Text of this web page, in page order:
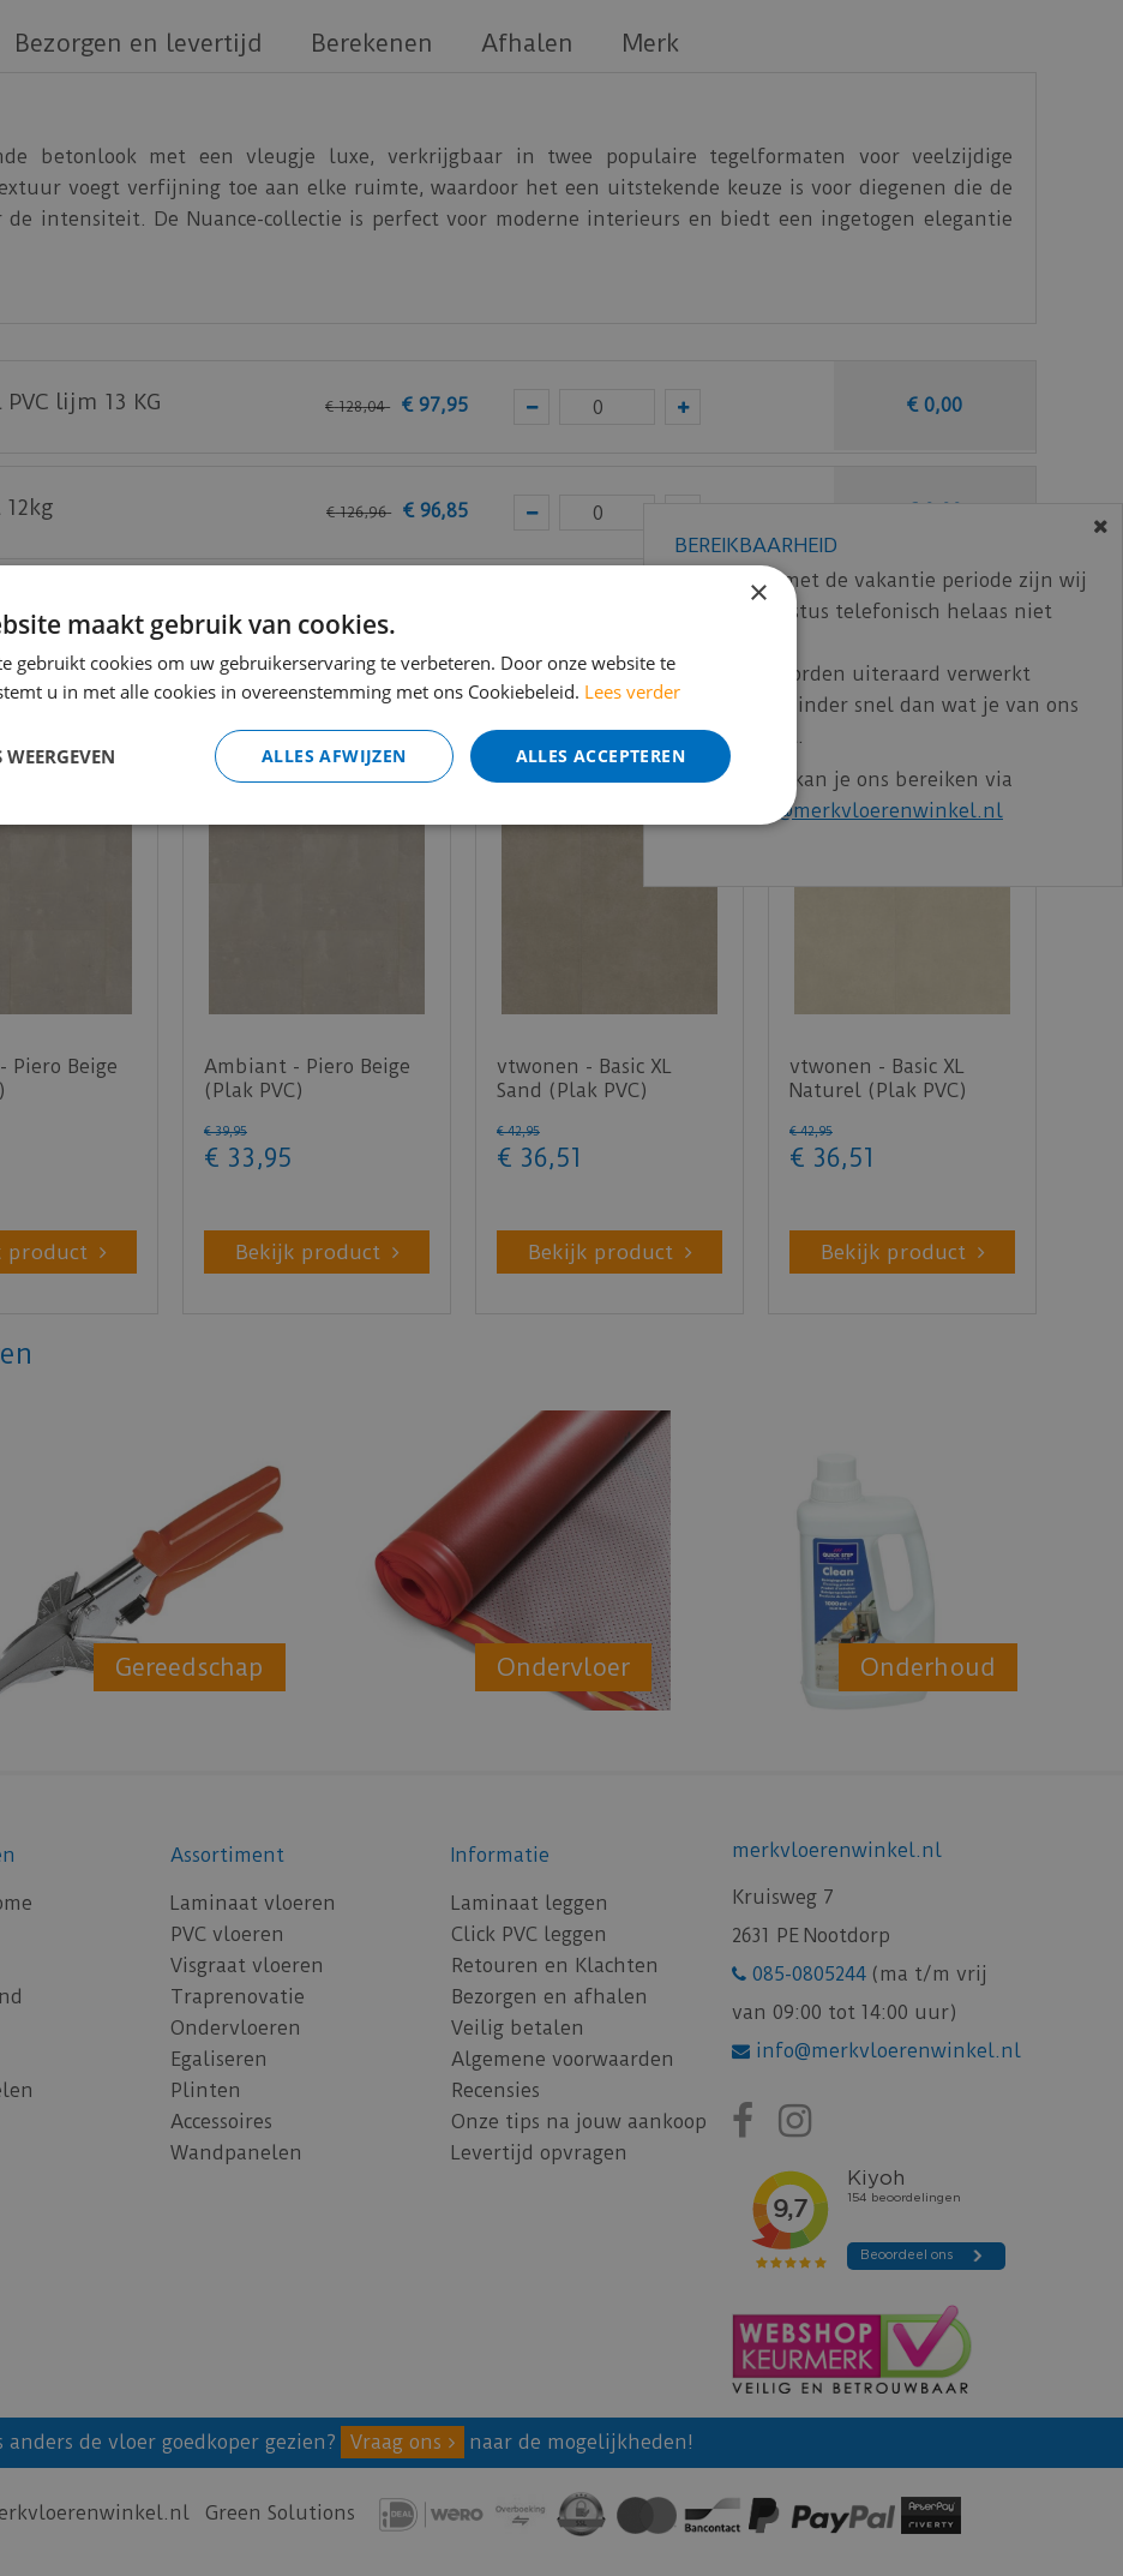
Bezorgen en levertijd Berekenen Afhalen Merk
betonlook met een vleugje luxe, verkrijgbaar in twee populaire tegelformaten voor veelzijdige
voegt verfijning toe aan elke ruimte, waardoor het een uitstekende keuze is voor diegenen die de
intensiteit. De Nuance-collectie is perfect voor moderne interieurs en biedt een ingetogen elegantie
rechthoekige formaat van 91,44 x 45,72 cm.
jou thuis past? Vraaghiergratis stalen aan bij mFLOR.
lijm 13 KG € 128,04 € 97,95 € 0,00
€ 126,96 € 96,85 € 0 00
€ 113,39
Piero Beige
product
Ambiant - Piero Beige
(Plak PVC)
€ 39,95
€ 33 ,95
Bekijk product
vtwonen - Basic XL
Sand (Plak PVC)
€ 42,95
€ 36,51
Bekijk product
vtwonen - Basic XL
Naturel (Plak PVC)
€ 42,95
€ 36,51
Bekijk product
Gereedschap Ondervloer Onderhoud
Assortiment
Laminaat vloeren
PVC vloeren
Visgraat vloeren
Traprenovatie
Ondervloeren
Egaliseren
Plinten
Accessoires
Wandpanelen
Informatie
Laminaat leggen
Click PVC leggen
Retouren en Klachten
Bezorgen en afhalen
Veilig betalen
Algemene voorwaarden
Recensies
Onze tips na jouw aankoop
Levertijd opvragen
merkvloerenwinkel.nl
Kruisweg 7
2631 PE Nootdorp
085-0805244 (ma t/m vrij
van 09:00 tot 14:00 uur)
info@merkvloerenwinkel.nl
anders de vloer goedkoper gezien? Vraag ons naar de mogelijkheden!
Green Solutions
BEREIKBAARHEID
In verband met de vakantie periode zijn wij
t/m 14 augustus telefonisch helaas niet
Bestelling worden uiteraard verwerkt
echter iets minder snel dan wat je van ons
gewend bent.
Voor vragen kan je ons bereiken via
info@merkvloerenwinkel.nl
×
maakt gebruik van cookies.
gebruikt cookies om uw gebruikerservaring te verbeteren. Door onze website te
u in met alle cookies in overeenstemming met ons Cookiebeleid. Lees verder
ALLES ACCEPTEREN
ALLES AFWIJZEN
WEERGEVEN